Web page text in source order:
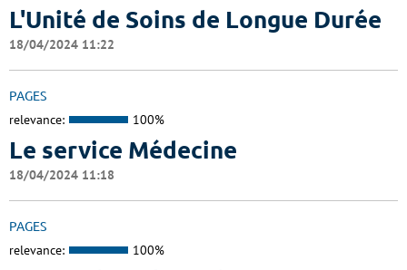
L'Unité de Soins de Longue Durée
18/04/2024 11:22
PAGES
relevance: 100%
Le service Médecine
18/04/2024 11:18
PAGES
relevance: 100%